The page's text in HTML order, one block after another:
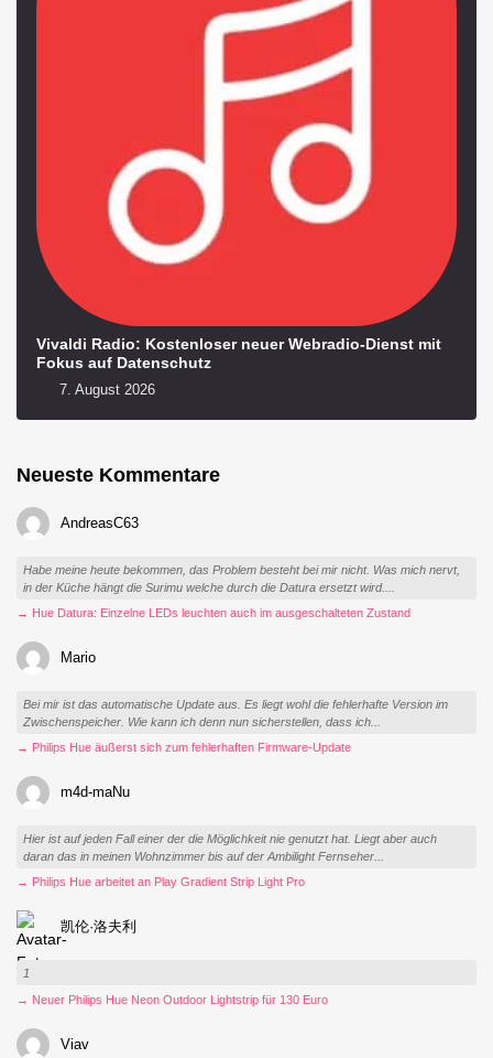
Vivaldi Radio: Kostenloser neuer Webradio-Dienst mit
Fokus auf Datenschutz
7. August 2026
Neueste Kommentare
AndreasC63
Habe meine heute bekommen, das Problem besteht bei mir nicht. Was mich nervt,
in der Küche hängt die Surimu welche durch die Datura ersetzt wird....
→ Hue Datura: Einzelne LEDs leuchten auch im ausgeschalteten Zustand
Mario
Bei mir ist das automatische Update aus. Es liegt wohl die fehlerhafte Version im
Zwischenspeicher. Wie kann ich denn nun sicherstellen, dass ich...
→ Philips Hue äußerst sich zum fehlerhaften Firmware-Update
m4d-maNu
Hier ist auf jeden Fall einer der die Möglichkeit nie genutzt hat. Liegt aber auch
daran das in meinen Wohnzimmer bis auf der Ambilight Fernseher...
→ Philips Hue arbeitet an Play Gradient Strip Light Pro
凯伦·洛夫利
1
→ Neuer Philips Hue Neon Outdoor Lightstrip für 130 Euro
Viav